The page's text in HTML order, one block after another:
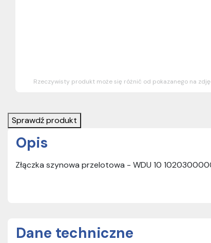
Rzeczywisty produkt może się różnić od pokazanego na
Sprawdź produkt
Opis
Złączka szynowa przelotowa - WDU 10
Dane techniczne